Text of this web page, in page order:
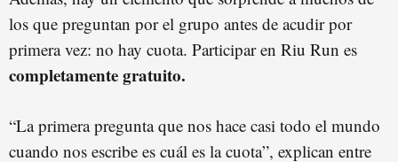
los que preguntan por el grupo antes de acudir por
primera vez: no hay cuota. Participar en Riu Run es
completamente gratuito.
“La primera pregunta que nos hace casi todo el mundo
cuando nos escribe es cuál es la cuota”, explican entre